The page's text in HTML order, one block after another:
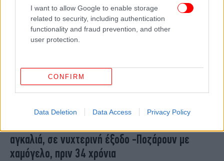
I want to allow Google to enable storage
related to security, including authentication
functionality and fraud prevention, and other
user protection.
CONFIRM
Data Deletion Data Access Privacy Policy
18/02/2022 09:05
αγκαλιά, σε νυχτερινή έξοδο -Ποζάρουν με
χαμόγελο, πριν 34 χρόνια